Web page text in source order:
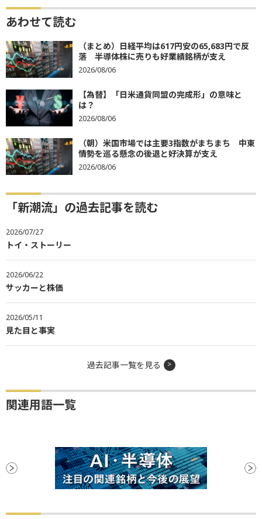
あわせて読む
（まとめ）日経平均は617円安の65,683円で反
落 半導体株に売りも好業績銘柄が支え
2026/08/06
【為替】「日米通貨同盟の完成形」の意味と
は？
2026/08/06
（朝）米国市場では主要3指数がまちまち 中東
情勢を巡る懸念の後退と好決算が支え
2026/08/06
「新潮流」の過去記事を読む
2026/07/27
トイ・ストーリー
2026/06/22
サッカーと株価
2026/05/11
見た目と事実
過去記事一覧を見る
関連用語一覧